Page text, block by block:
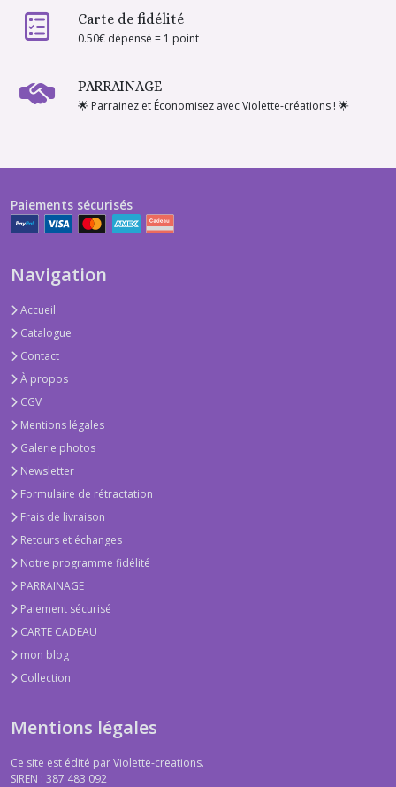
Carte de fidélité
0.50€ dépensé = 1 point
PARRAINAGE
🌟 Parrainez et Économisez avec Violette-créations ! 🌟
Paiements sécurisés
Navigation
Accueil
Catalogue
Contact
À propos
CGV
Mentions légales
Galerie photos
Newsletter
Formulaire de rétractation
Frais de livraison
Retours et échanges
Notre programme fidélité
PARRAINAGE
Paiement sécurisé
CARTE CADEAU
mon blog
Collection
Mentions légales
Ce site est édité par Violette-creations.
SIREN : 387 483 092